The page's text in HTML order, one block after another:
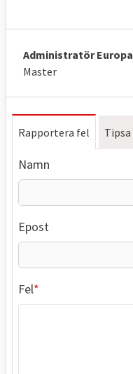
Administratör
Master
Rapportera fel
Namn
Epost
Fel